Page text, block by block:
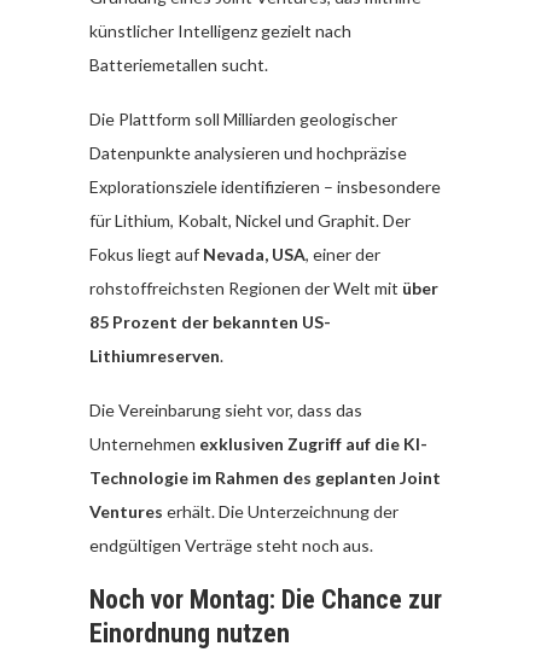
künstlicher Intelligenz gezielt nach
Batteriemetallen sucht.
Die Plattform soll Milliarden geologischer
Datenpunkte analysieren und hochpräzise
Explorationsziele identifizieren – insbesondere
für Lithium, Kobalt, Nickel und Graphit. Der
Fokus liegt auf Nevada, USA, einer der
rohstoffreichsten Regionen der Welt mit über
85 Prozent der bekannten US-
Lithiumreserven.
Die Vereinbarung sieht vor, dass das
Unternehmen exklusiven Zugriff auf die KI-
Technologie im Rahmen des geplanten Joint
Ventures erhält. Die Unterzeichnung der
endgültigen Verträge steht noch aus.
Noch vor Montag: Die Chance zur
Einordnung nutzen